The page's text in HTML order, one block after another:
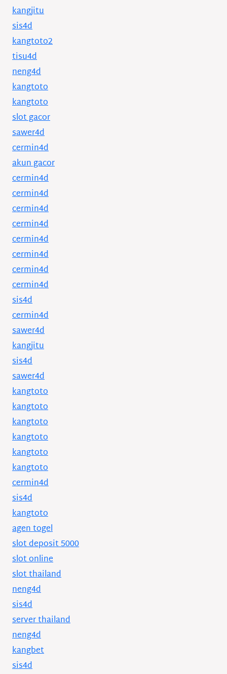
kangjitu
sis4d
kangtoto2
tisu4d
neng4d
kangtoto
kangtoto
slot gacor
sawer4d
cermin4d
akun gacor
cermin4d
cermin4d
cermin4d
cermin4d
cermin4d
cermin4d
cermin4d
cermin4d
sis4d
cermin4d
sawer4d
kangjitu
sis4d
sawer4d
kangtoto
kangtoto
kangtoto
kangtoto
kangtoto
kangtoto
cermin4d
sis4d
kangtoto
agen togel
slot deposit 5000
slot online
slot thailand
neng4d
sis4d
server thailand
neng4d
kangbet
sis4d